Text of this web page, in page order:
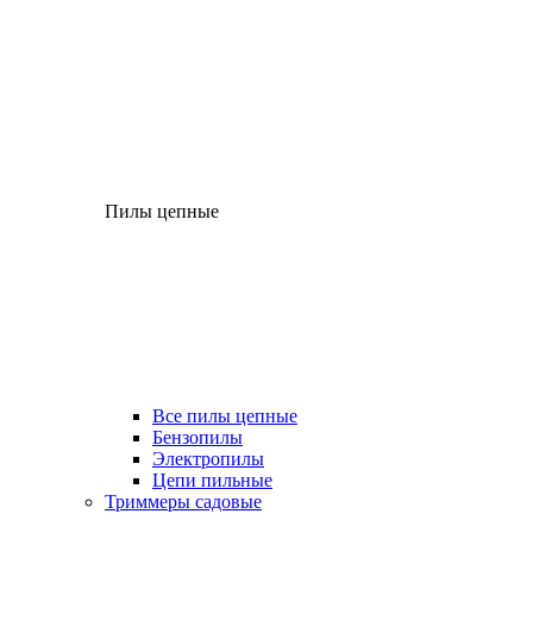
Пилы цепные
Все пилы цепные
Бензопилы
Электропилы
Цепи пильные
Триммеры садовые